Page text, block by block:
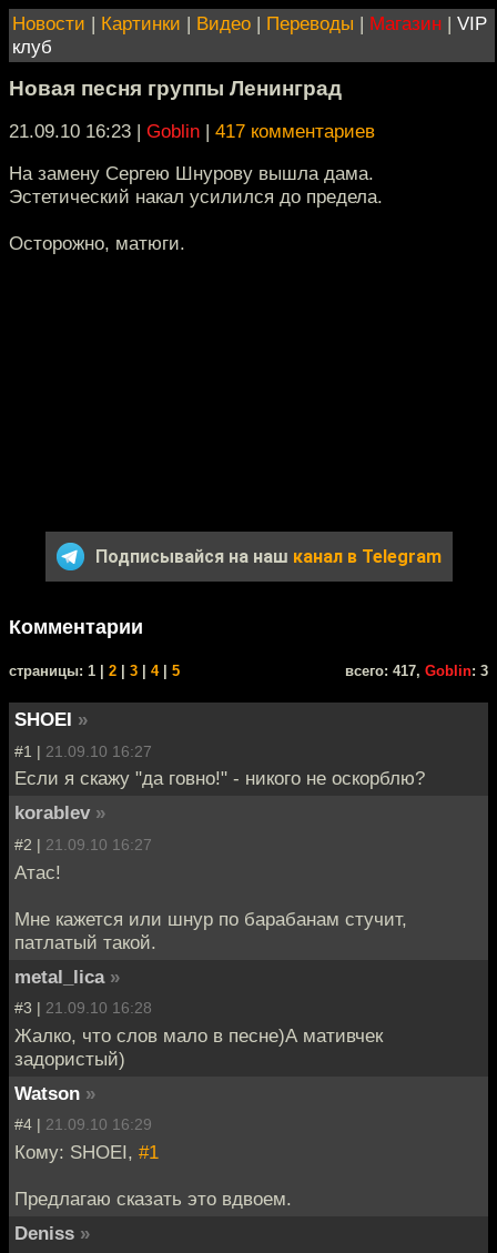
Новости | Картинки | Видео | Переводы | Магазин | VIP
клуб
Новая песня группы Ленинград
21.09.10 16:23 | Goblin | 417 комментариев
На замену Сергею Шнурову вышла дама.
Эстетический накал усилился до предела.
Осторожно, матюги.
Подписывайся на наш канал в Telegram
Комментарии
cтраницы: 1 | 2 3 4| 5 всего: 417, Goblin: 3
SHOEI »
#1 | 21.09.10 16:27
Если я скажу "да говно!" - никого не оскорблю?
korablev »
#2 | 21.09.10 16:27
Атас!
Мне кажется или шнур по барабанам стучит,
патлатый такой.
metal_lica »
#3 | 21.09.10 16:28
Жалко, что слов мало в песне)А мативчек
задористый)
Watson »
#4 | 21.09.10 16:29
Кому: SHOEI, #1
Предлагаю сказать это вдвоем.
Deniss »